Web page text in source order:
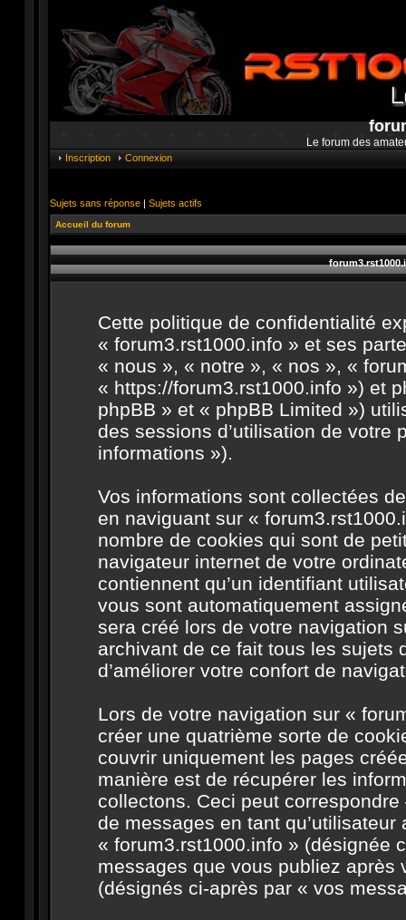
Le forum des
Inscription Connexion
Sujets sans réponse | Sujets actifs
Accueil du forum
Cette politique de confidentialité
« forum3.rst1000.info » et ses
« nous », « notre », « nos », «
« https://forum3.rst1000.info ») et
phpBB » et « phpBB Limited »)
des sessions d’utilisation de votre
informations »).
Vos informations sont collectées
en naviguant sur «
nombre de cookies qui sont de
navigateur internet de votre
contiennent qu’un identifiant
vous sont automatiquement
sera créé lors de votre navigation
archivant de ce fait tous les sujets
d’améliorer votre confort de
Lors de votre navigation sur «
créer une quatrième sorte de
couvrir uniquement les pages
manière est de récupérer les
collectons. Ceci peut
de messages en tant qu’utilisateur
« forum3.rst1000.info » (désignée
messages que vous publiez
(désignés ci-après par « vos